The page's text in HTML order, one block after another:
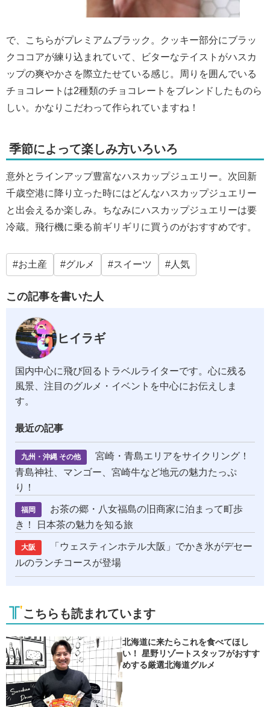
で、こちらがプレミアムブラック。クッキー部分にブラッ
クココアが練り込まれていて、ビターなテイストがハスカ
ップの爽やかさを際立たせている感じ。周りを囲んでいる
チョコレートは2種類のチョコレートをブレンドしたものら
しい。かなりこだわって作られていますね！
季節によって楽しみ方いろいろ
意外とラインアップ豊富なハスカップジュエリー。次回新
千歳空港に降り立った時にはどんなハスカップジュエリー
と出会えるか楽しみ。ちなみにハスカップジュエリーは要
冷蔵。飛行機に乗る前ギリギリに買うのがおすすめです。
お土産 グルメ スイーツ 人気
この記事を書いた人
ヒイラギ
国内中心に飛び回るトラベルライターです。心に残る
風景、注目のグルメ・イベントを中心にお伝えしま
す。
最近の記事
九州・沖縄 その他
宮崎・青島エリアをサイクリング！
青島神社、マンゴー、宮崎牛など地元の魅力たっぷ
り！
福岡
お茶の郷・八女福島の旧商家に泊まって町歩
き！ 日本茶の魅力を知る旅
大阪
「ウェスティンホテル大阪」でかき氷がデセー
ルのランチコースが登場
こちらも読まれています
北海道に来たらこれを食べてほし
い！ 星野リゾートスタッフがおすす
めする厳選北海道グルメ